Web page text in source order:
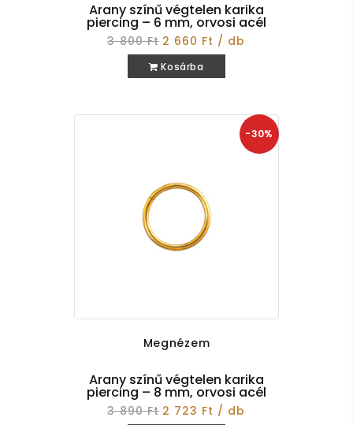
Arany színű végtelen karika
piercing – 6 mm, orvosi acél
3 800 Ft 2 660 Ft / db
Kosárba
-30%
Megnézem
Arany színű végtelen karika
piercing – 8 mm, orvosi acél
3 890 Ft 2 723 Ft / db